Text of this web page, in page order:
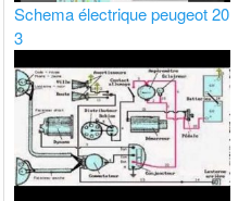
Schema électrique peugeot 20
3